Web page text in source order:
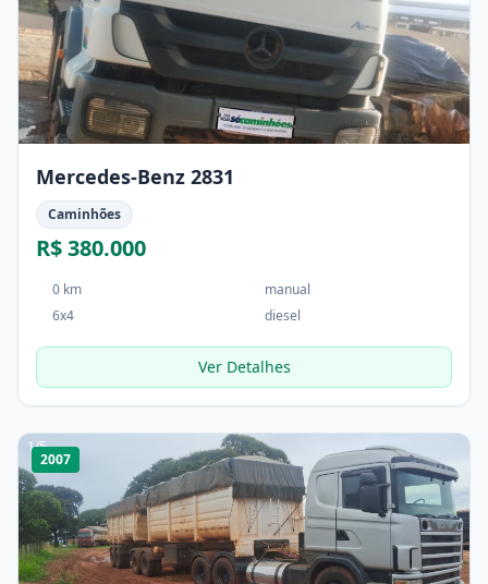
Mercedes-Benz 2831
Caminhões
R$ 380.000
0 km
manual
6x4
diesel
Ver Detalhes
1/5
2007